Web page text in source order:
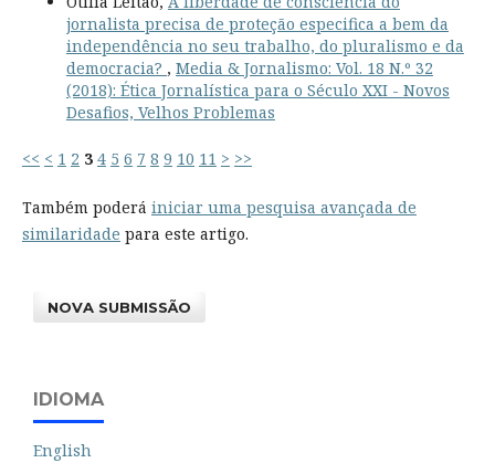
jornalista precisa de proteção especifica a bem da
independência no seu trabalho, do pluralismo e da
democracia? , Media & Jornalismo: Vol. 18 N.º 32
(2018): Ética Jornalística para o Século XXI - Novos
Desafios, Velhos Problemas
<< < 1 2 3 4 5 6 7 8 9 10 11 > >>
Também poderá iniciar uma pesquisa avançada de
similaridade para este artigo.
NOVA SUBMISSÃO
IDIOMA
English